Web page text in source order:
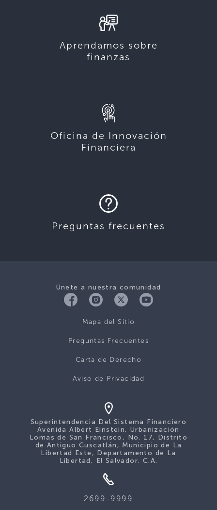
Aprendamos sobre
finanzas
Oficina de Innovación
Financiera
Preguntas frecuentes
Únete a nuestra comunidad
Mapa del Sitio
Preguntas Frecuentes
Carta de Derecho
Aviso de Privacidad
Superintendencia Del Sistema Financiero
Avenida Albert Einstein, Urbanización
Lomas de San Francisco, No. 17, Distrito
de Antiguo Cuscatlán, Municipio de La
Libertad Este, Departamento de La
Libertad, El Salvador. C.A.
2699-9999